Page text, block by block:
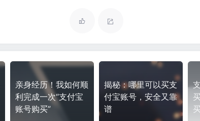
亲身经历！我如何顺
利完成一次“支付宝
账号购买”
揭秘：哪里可以买支
付宝账号，安全又靠
谱